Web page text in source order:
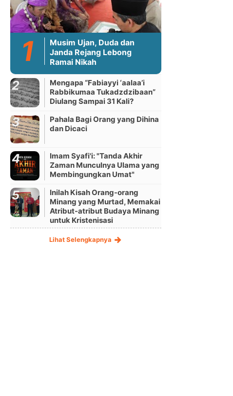
Musim Ujan, Duda dan
Janda Rejang Lebong
Ramai Nikah
Mengapa “Fabiayyi ‘aalaa’i
Rabbikumaa Tukadzdzibaan”
Diulang Sampai 31 Kali?
Pahala Bagi Orang yang Dihina
dan Dicaci
Imam Syafi'i: "Tanda Akhir
Zaman Munculnya Ulama yang
Membingungkan Umat"
Inilah Kisah Orang-orang
Minang yang Murtad, Memakai
Atribut-atribut Budaya Minang
untuk Kristenisasi
Lihat Selengkapnya